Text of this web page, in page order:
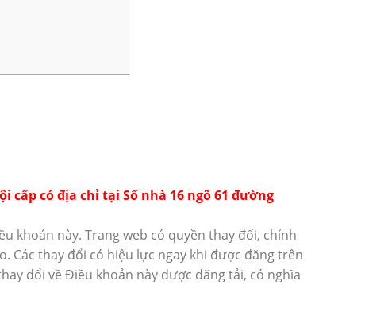
cấp có địa chỉ tại Số nhà 16 ngõ 61 đường
khoản này. Trang web có quyền thay đổi, chỉnh
Các thay đổi có hiệu lực ngay khi được đăng trên
đổi về Điều khoản này được đăng tải, có nghĩa